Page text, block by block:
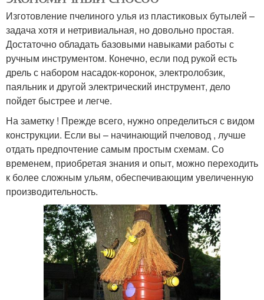
Изготовление пчелиного улья из пластиковых бутылей –
задача хотя и нетривиальная, но довольно простая.
Достаточно обладать базовыми навыками работы с
ручным инструментом. Конечно, если под рукой есть
дрель с набором насадок-коронок, электролобзик,
паяльник и другой электрический инструмент, дело
пойдет быстрее и легче.
На заметку ! Прежде всего, нужно определиться с видом
конструкции. Если вы – начинающий пчеловод , лучше
отдать предпочтение самым простым схемам. Со
временем, приобретая знания и опыт, можно переходить
к более сложным ульям, обеспечивающим увеличенную
производительность.